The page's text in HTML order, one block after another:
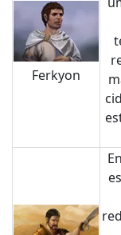
Ferkyon